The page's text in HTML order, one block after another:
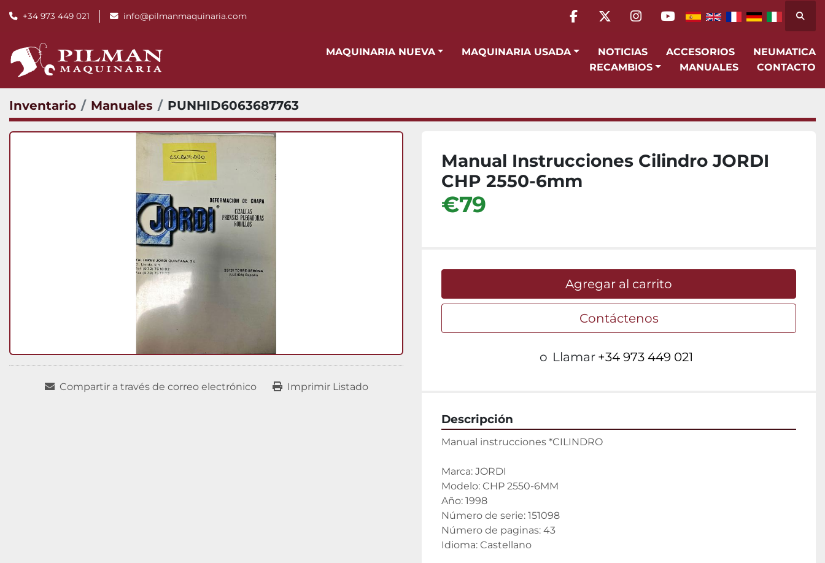
+34 973 449 021 info@pilmanmaquinaria.com
facebook
twitterinstagram
youtube
MAQUINARIA NUEVA MAQUINARIA USADA NOTICIAS ACCESORIOS
NEUMATICA
RECAMBIOS
MANUALES CONTACTO
Inventario Manuales PUNHID6063687763
Compartir a través de correo electrónico Imprimir Listado
Manual Instrucciones Cilindro JORDI
CHP 2550-6mm
€79
Agregar al carrito
Contáctenos
o Llamar +34 973 449 021
Descripción
Manual instrucciones *CILINDRO
Marca: JORDI
Modelo: CHP 2550-6MM
Año: 1998
Número de serie: 151098
Número de paginas: 43
Idioma: Castellano